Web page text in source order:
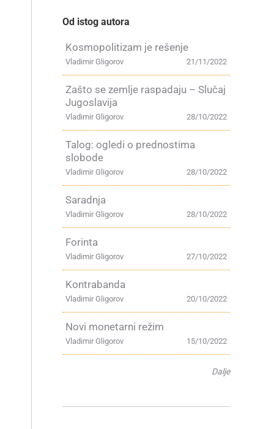
Od istog autora
Kosmopolitizam je rešenje
21/11/2022
Vladimir Gligorov
Zašto se zemlje raspadaju – Slučaj
Jugoslavija
28/10/2022
Vladimir Gligorov
Talog: ogledi o prednostima
slobode
28/10/2022
Vladimir Gligorov
Saradnja
28/10/2022
Vladimir Gligorov
Forinta
27/10/2022
Vladimir Gligorov
Kontrabanda
20/10/2022
Vladimir Gligorov
Novi monetarni režim
15/10/2022
Vladimir Gligorov
Dalje